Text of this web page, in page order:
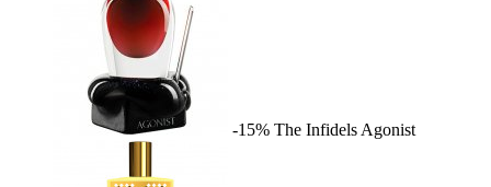
-15% The Infidels Agonist